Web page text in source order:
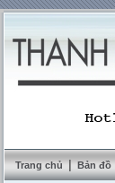
Trang chủ | Bản đồ